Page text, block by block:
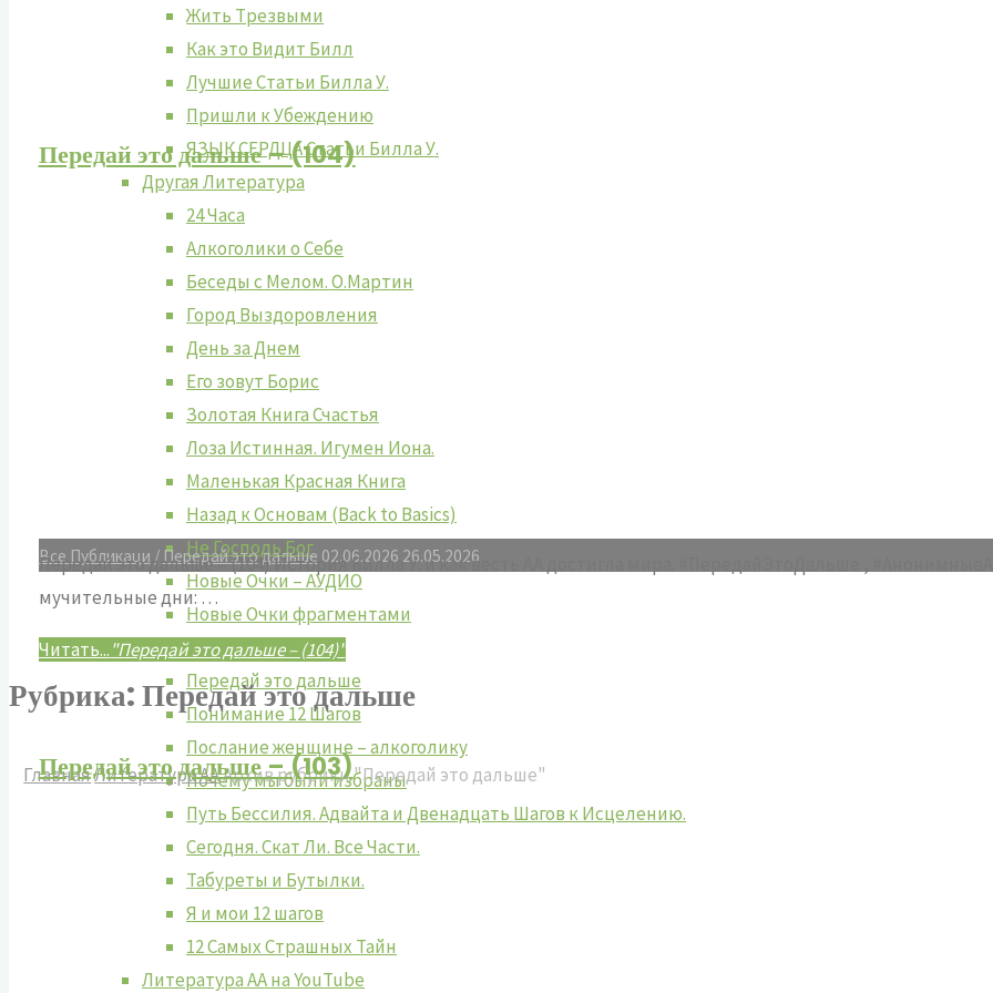
Жить Tрезвыми
Как это Видит Билл
Лучшие Cтатьи Билла У.
Пришли к Убеждению
ЯЗЫК СЕРДЦА Статьи Билла У.
Другая Литература
24 Часа
Алкоголики о Себе
Беседы с Мелом. О.Мартин
Город Выздоровления
День за Днем
Его зовут Борис
Золотая Книга Счастья
Лоза Истинная. Игумен Иона.
Маленькая Красная Книга
Назад к Основам (Back to Basics)
Не Господь Бог
Новые Очки – АУДИО
Новые Очки фрагментами
Отпустить Камень
Передай это дальше
Понимание 12 Шагов
Послание женщине – алкоголику
Почему мы были избраны
Путь Бессилия. Адвайта и Двенадцать Шагов к Исцелению.
Сегодня. Скат Ли. Все Части.
Табуреты и Бутылки.
Я и мои 12 шагов
12 Самых Страшных Тайн
Литература АА на YouTube
Рубрика:Передай это дальше
ГлавнаяЛитература АААрхив рубрики "Передай это дальше"
Передай это дальше – (104)
Все Публикаци / Передай это дальше 02.06.2026 26.05.2026
Передай это дальше – (104) История Билла У. и как весть АА достигла мира. #ПередайЭтоДальше ,
мучительные дни: …
Читать..."Передай это дальше – (104)"
Передай это дальше – (103)